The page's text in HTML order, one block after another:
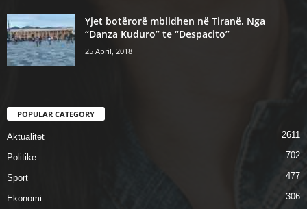
Yjet botërorë mblidhen në Tiranë. Nga
“Danza Kuduro” te “Despacito”
25 April, 2018
POPULAR CATEGORY
Aktualitet 2611
Politike 702
Sport 477
Ekonomi 306